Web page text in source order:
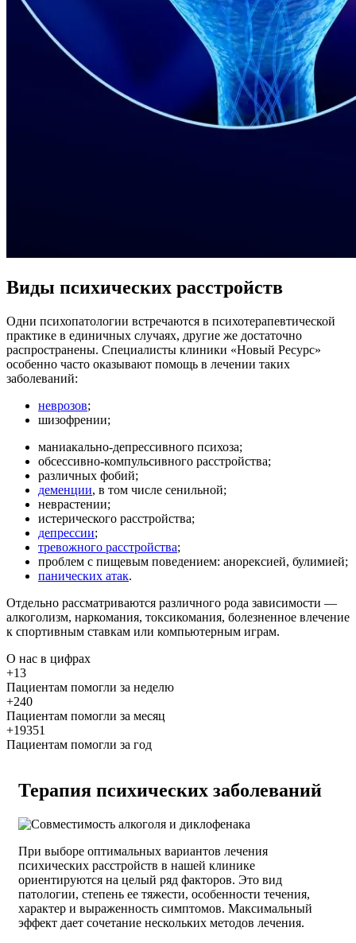
Виды психических расстройств
Одни психопатологии встречаются в психотерапевтической
практике в единичных случаях, другие же достаточно
распространены. Специалисты клиники «Новый Ресурс»
особенно часто оказывают помощь в лечении таких
заболеваний:
неврозов;
шизофрении;
маниакально-депрессивного психоза;
обсессивно-компульсивного расстройства;
различных фобий;
деменции, в том числе сенильной;
неврастении;
истерического расстройства;
депрессии;
тревожного расстройства;
проблем с пищевым поведением: анорексией, булимией;
панических атак.
Отдельно рассматриваются различного рода зависимости —
алкоголизм, наркомания, токсикомания, болезненное влечение
к спортивным ставкам или компьютерным играм.
О нас в цифрах
+13
Пациентам помогли за неделю
+240
Пациентам помогли за месяц
+19351
Пациентам помогли за год
Терапия психических заболеваний
При выборе оптимальных вариантов лечения
психических расстройств в нашей клинике
ориентируются на целый ряд факторов. Это вид
патологии, степень ее тяжести, особенности течения,
характер и выраженность симптомов. Максимальный
эффект дает сочетание нескольких методов лечения.